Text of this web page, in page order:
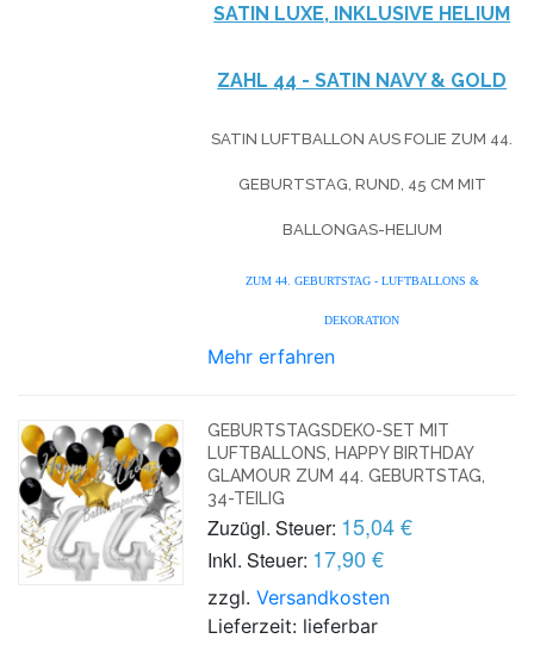
SATIN LUXE, INKLUSIVE HELIUM
ZAHL 44 - SATIN NAVY & GOLD
SATIN LUFTBALLON AUS FOLIE ZUM 44.
GEBURTSTAG, RUND, 45 CM MIT
BALLONGAS-HELIUM
ZUM 44. GEBURTSTAG - LUFTBALLONS &
DEKORATION
Mehr erfahren
GEBURTSTAGSDEKO-SET MIT
LUFTBALLONS, HAPPY BIRTHDAY
GLAMOUR ZUM 44. GEBURTSTAG,
34-TEILIG
Zuzügl. Steuer: 15,04 €
Inkl. Steuer: 17,90 €
zzgl.Versandkosten
Lieferzeit: lieferbar